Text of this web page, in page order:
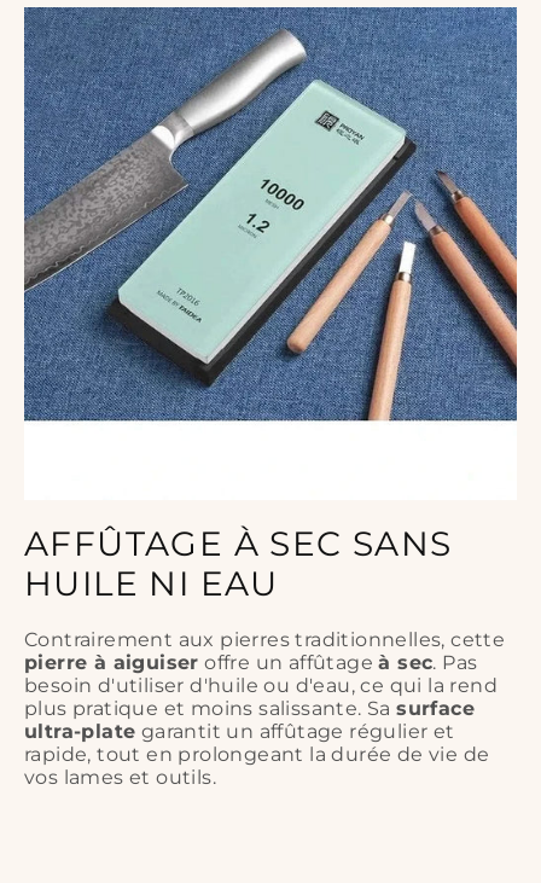
AFFÛTAGE À SEC SANS
HUILE NI EAU
Contrairement aux pierres traditionnelles, cette
pierre à aiguiser offre un affûtageà sec. Pas
besoin d'utiliser d'huile ou d'eau, ce qui la rend
plus pratique et moins salissante. Sasurface
ultra-plate garantit un affûtage régulier et
rapide, tout en prolongeant la durée de vie de
vos lames et outils.